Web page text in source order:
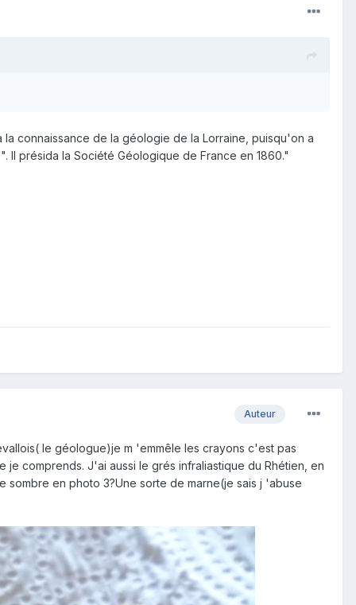
connaissance de la géologie de la Lorraine, puisqu'on a
". Il présida la Société Géologique de France en 1860."
Auteur
le géologue)je m 'emmêle les crayons c'est pas
comprends. J'ai aussi le grés infraliastique du Rhétien, en
en photo 3?Une sorte de marne(je sais j 'abuse